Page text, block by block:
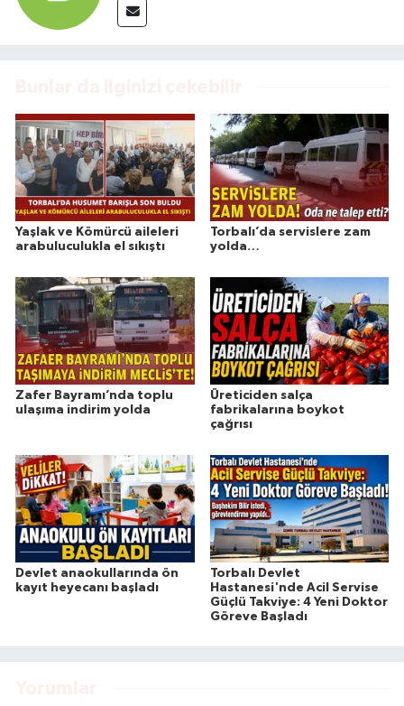
Yaşlak ve Kömürcü aileleri
arabuluculukla el sıkıştı
Torbalı’da servislere zam
yolda…
Zafer Bayramı’nda toplu
ulaşıma indirim yolda
Üreticiden salça
fabrikalarına boykot
çağrısı
Devlet anaokullarında ön
kayıt heyecanı başladı
Torbalı Devlet
Hastanesi'nde Acil Servise
Güçlü Takviye: 4 Yeni Doktor
Göreve Başladı